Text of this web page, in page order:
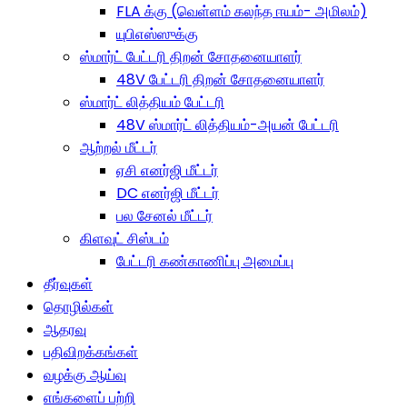
FLA க்கு (வெள்ளம் கலந்த ஈயம்- அமிலம்)
யுபிஎஸ்ஸுக்கு
ஸ்மார்ட் பேட்டரி திறன் சோதனையாளர்
48V பேட்டரி திறன் சோதனையாளர்
ஸ்மார்ட் லித்தியம் பேட்டரி
48V ஸ்மார்ட் லித்தியம்-அயன் பேட்டரி
ஆற்றல் மீட்டர்
ஏசி எனர்ஜி மீட்டர்
DC எனர்ஜி மீட்டர்
பல சேனல் மீட்டர்
கிளவுட் சிஸ்டம்
பேட்டரி கண்காணிப்பு அமைப்பு
தீர்வுகள்
தொழில்கள்
ஆதரவு
பதிவிறக்கங்கள்
வழக்கு ஆய்வு
எங்களைப் பற்றி